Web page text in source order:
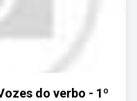
do verbo - 1º